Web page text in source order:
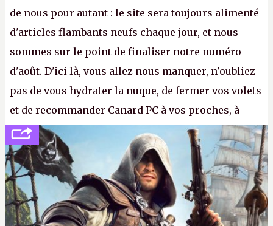
de nous pour autant : le site sera toujours alimenté
d'articles flambants neufs chaque jour, et nous
sommes sur le point de finaliser notre numéro
d'août. D'ici là, vous allez nous manquer, n'oubliez
pas de vous hydrater la nuque, de fermer vos volets
et de recommander Canard PC à vos proches, à
votre famille et aux inconnus que vous croisez
dans la rue. Bon été à tous ! –ER.